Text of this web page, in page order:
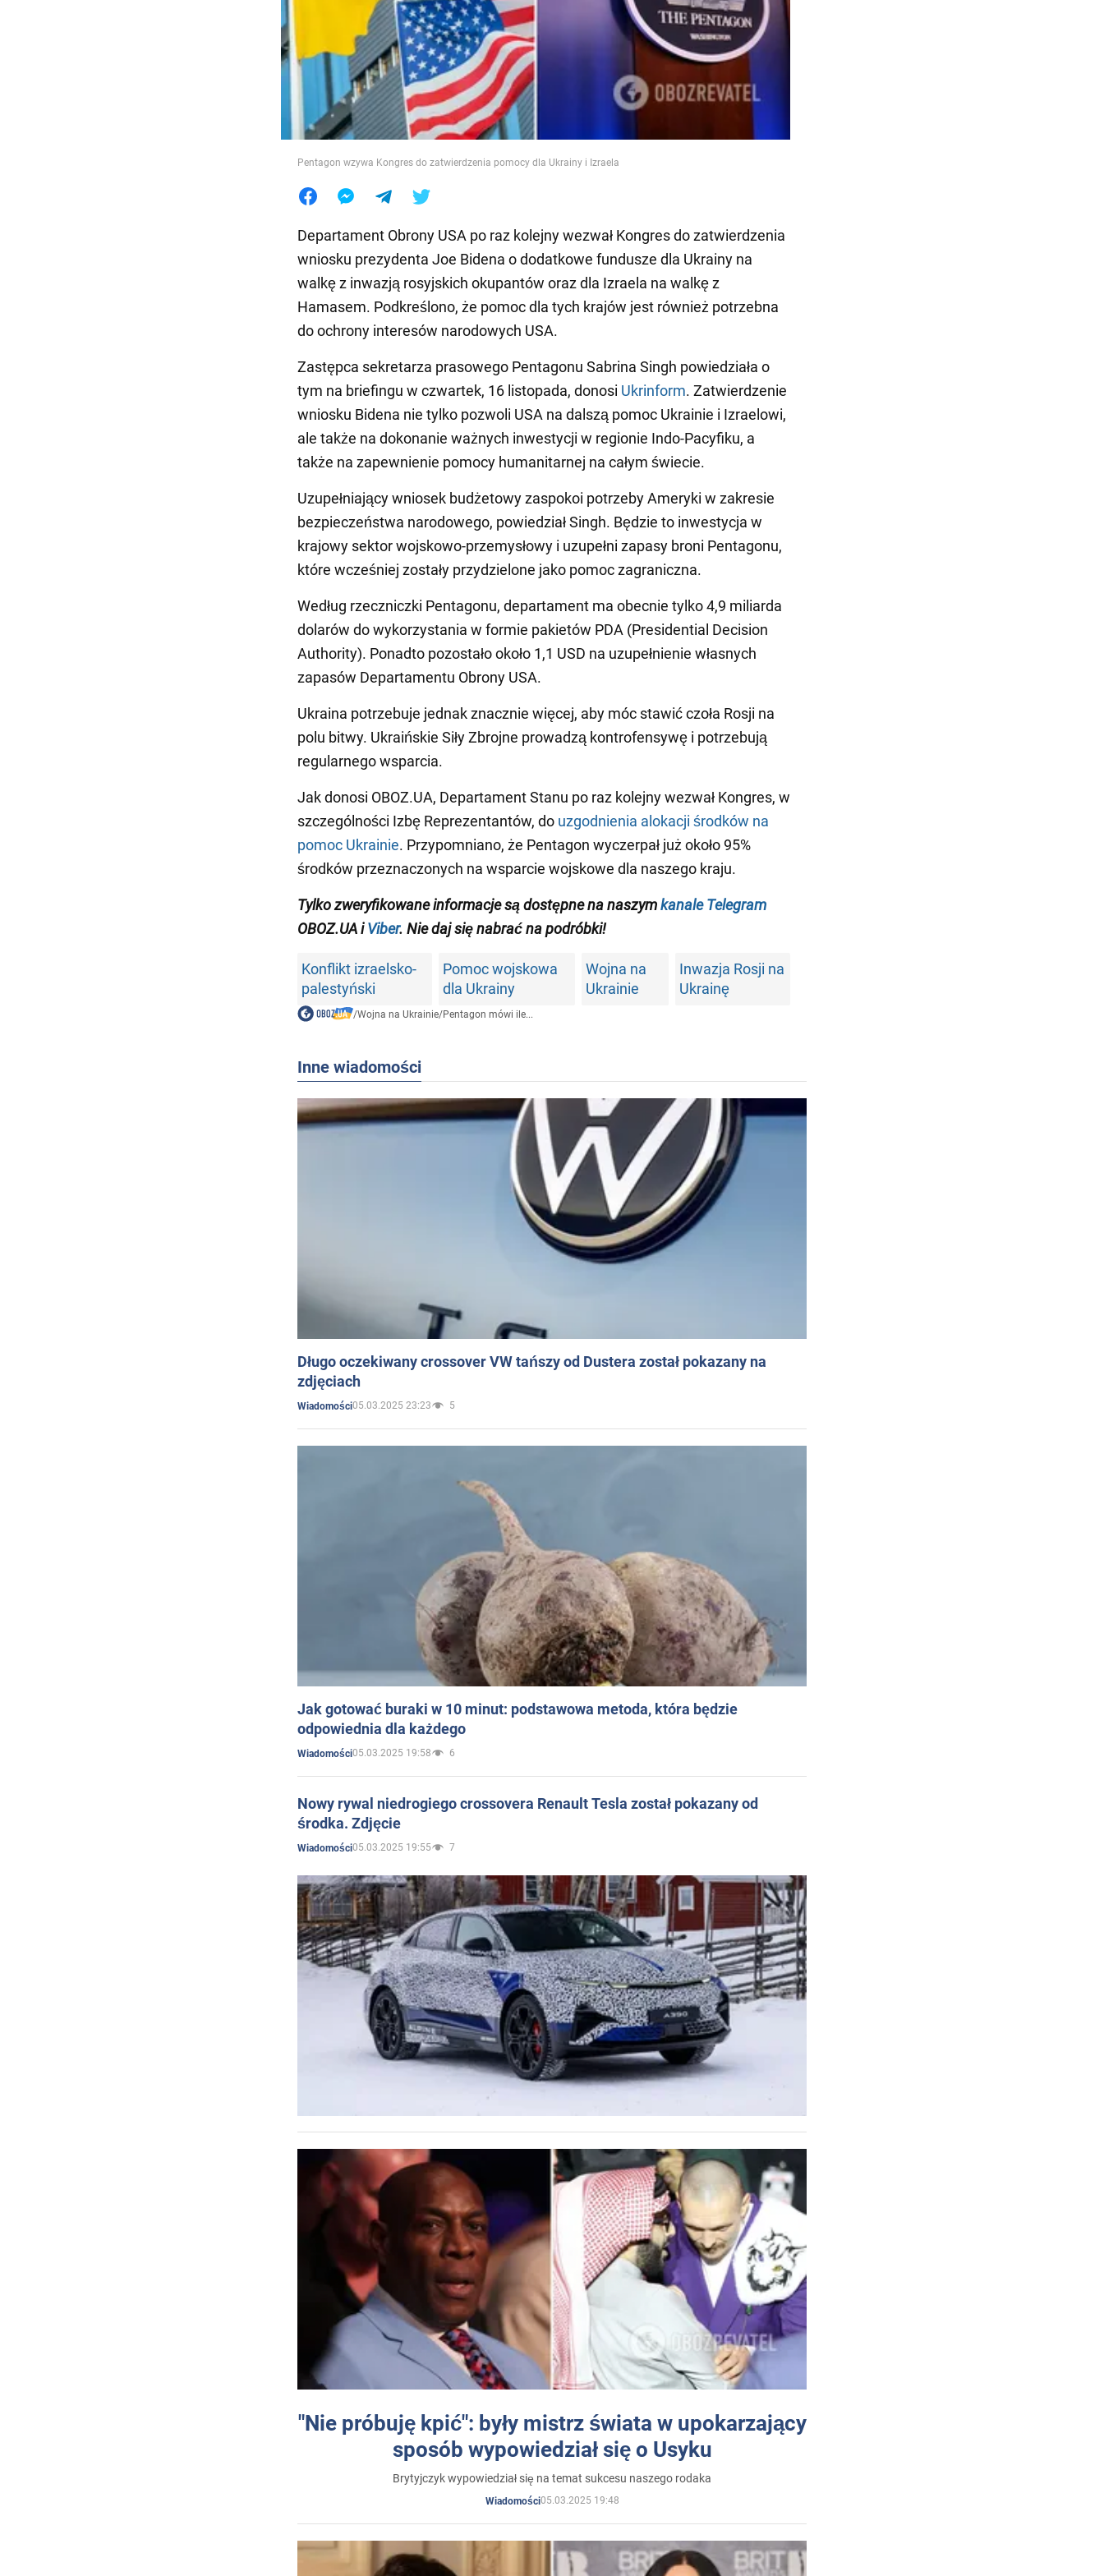
Jedzenie
Pentagon wzywa Kongres do zatwierdzenia pomocy dla Ukrainy i Izraela
Departament Obrony USA po raz kolejny wezwał Kongres do zatwierdzenia
wniosku prezydenta Joe Bidena o dodatkowe fundusze dla Ukrainy na
walkę z inwazją rosyjskich okupantów oraz dla Izraela na walkę z
Hamasem. Podkreślono, że pomoc dla tych krajów jest również potrzebna
do ochrony interesów narodowych USA.
Zastępca sekretarza prasowego Pentagonu Sabrina Singh powiedziała o
tym na briefingu w czwartek, 16 listopada, donosi Ukrinform. Zatwierdzenie
wniosku Bidena nie tylko pozwoli USA na dalszą pomoc Ukrainie i Izraelowi,
ale także na dokonanie ważnych inwestycji w regionie Indo-Pacyfiku, a
także na zapewnienie pomocy humanitarnej na całym świecie.
Uzupełniający wniosek budżetowy zaspokoi potrzeby Ameryki w zakresie
bezpieczeństwa narodowego, powiedział Singh. Będzie to inwestycja w
krajowy sektor wojskowo-przemysłowy i uzupełni zapasy broni Pentagonu,
które wcześniej zostały przydzielone jako pomoc zagraniczna.
Według rzeczniczki Pentagonu, departament ma obecnie tylko 4,9 miliarda
dolarów do wykorzystania w formie pakietów PDA (Presidential Decision
Authority). Ponadto pozostało około 1,1 USD na uzupełnienie własnych
zapasów Departamentu Obrony USA.
Ukraina potrzebuje jednak znacznie więcej, aby móc stawić czoła Rosji na
polu bitwy. Ukraińskie Siły Zbrojne prowadzą kontrofensywę i potrzebują
regularnego wsparcia.
Jak donosi OBOZ.UA, Departament Stanu po raz kolejny wezwał Kongres, w
szczególności Izbę Reprezentantów, do uzgodnienia alokacji środków na
pomoc Ukrainie. Przypomniano, że Pentagon wyczerpał już około 95%
środków przeznaczonych na wsparcie wojskowe dla naszego kraju.
Tylko zweryfikowane informacje są dostępne na naszymkanale Telegram
OBOZ.UA iViber. Nie daj się nabrać na podróbki!
Konflikt izraelsko-
palestyński
Pomoc wojskowa
dla Ukrainy
Wojna na
Ukrainie
Inwazja Rosji na
Ukrainę
/Wojna na Ukrainie/Pentagon mówi ile...
Inne wiadomości
Długo oczekiwany crossover VW tańszy od Dustera został pokazany na
zdjęciach
Wiadomości05.03.2025 23:23 5
Jak gotować buraki w 10 minut: podstawowa metoda, która będzie
odpowiednia dla każdego
Wiadomości05.03.2025 19:58 6
Nowy rywal niedrogiego crossovera Renault Tesla został pokazany od
środka. Zdjęcie
Wiadomości05.03.2025 19:55 7
"Nie próbuję kpić": były mistrz świata w upokarzający
sposób wypowiedział się o Usyku
Brytyjczyk wypowiedział się na temat sukcesu naszego rodaka
Wiadomości05.03.2025 19:48